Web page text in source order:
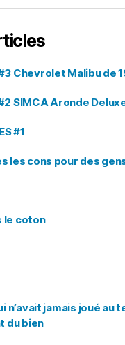
Chevrolet Malibu de
SIMCA Aronde
#1
les cons pour des
le coton
n’avait jamais joué au
du bien